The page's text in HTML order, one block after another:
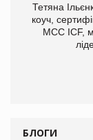
Тетяна
коуч,
МСС ICF,
БЛОГИ